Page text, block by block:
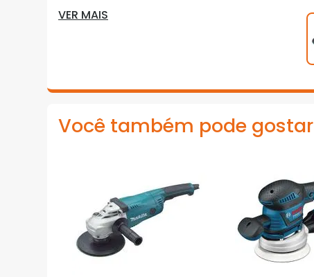
· Velocidade variável (5500 a 12000 rpm e
11000 a 24000 opm's)
sistema de extração de pó com Microfiltro
Dustbox
· Diâmetro da orbita de lixamento de 4
milímetros
· Esse Kit traz: 1 prato 6"(150mm) de lixa, 1
microfiltro dustbox, 1 empunhadeira auxiliar,
VER MAIS
Você também pode gostar